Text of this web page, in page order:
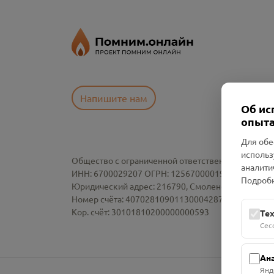
Напишите нам
Общество с ограниченной ответственностью
ИНН: 6700029207 ОГРН: 1256700001986
Юридический адрес: 216790, Смоленская
Номер счёта: 40702810901130004287 в АО
Кор. счёт: 30101810200000000593
Об
Для